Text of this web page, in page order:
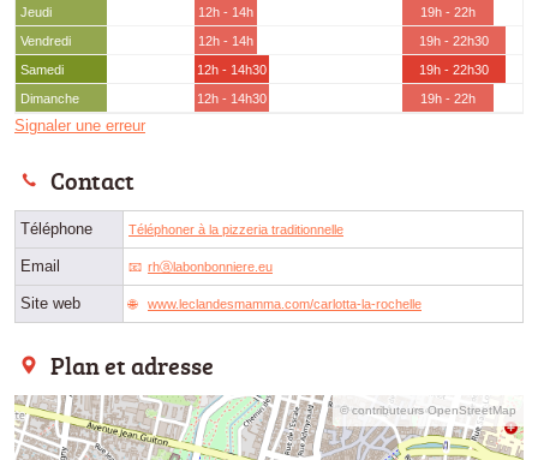
Jeudi
12h - 14h
19h - 22h
Vendredi
12h - 14h
19h - 22h30
Samedi
12h - 14h30
19h - 22h30
Dimanche
12h - 14h30 19h - 22h
Signaler une erreur
Contact
Téléphone Téléphoner à la pizzeria traditionnelle
Email rhⓐlabonbonniere.eu
Site web www.leclandesmamma.com/carlotta-la-rochelle
Plan et adresse
© contributeurs OpenStreetMap